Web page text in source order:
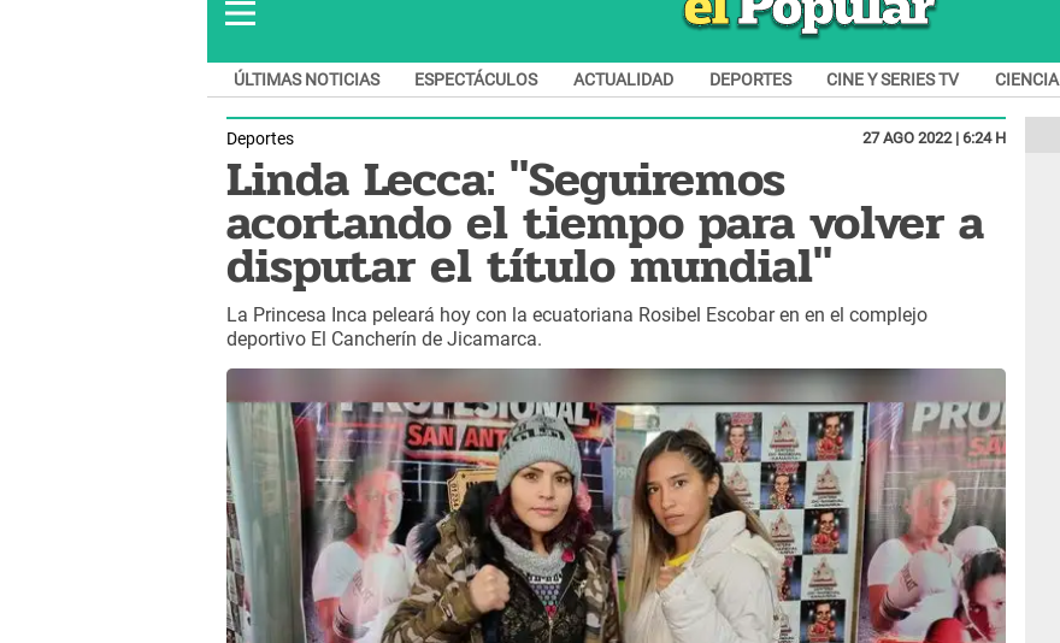
ÚLTIMAS NOTICIAS ESPECTÁCULOS ACTUALIDAD DEPORTES CINE Y SERIES TV CIENCIA
Deportes 27 AGO 2022 | 6:24 H
Linda Lecca: "Seguiremos
acortando el tiempo para volver a
disputar el título mundial"
La Princesa Inca peleará hoy con la ecuatoriana Rosibel Escobar en en el complejo
deportivo El Cancherín de Jicamarca.